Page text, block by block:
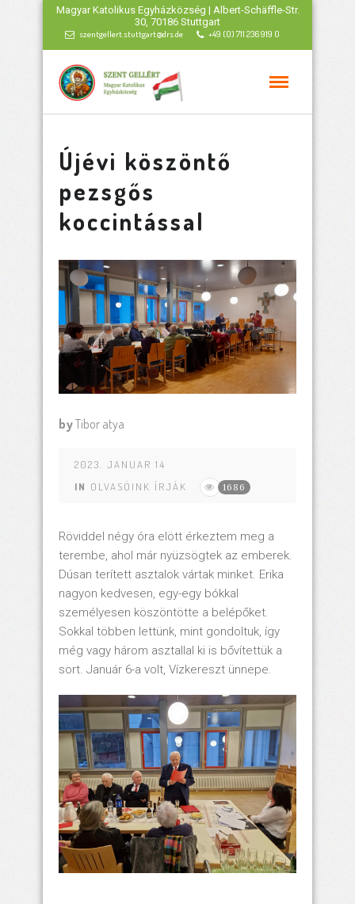
Magyar Katolikus Egyházközség | Albert-Schäffle-Str.
30, 70186 Stuttgart
szentgellert.stuttgart@drs.de +49 (0) 711 236 919 0
Újévi köszöntő
pezsgős
koccintással
byTibor atya
2023. JANUAR 14
IN OLVASÓINK ÍRJÁK 1686
Röviddel négy óra elött érkeztem meg a
terembe, ahol már nyüzsögtek az emberek.
Dúsan terített asztalok vártak minket. Erika
nagyon kedvesen, egy-egy bókkal
személyesen köszöntötte a belépőket.
Sokkal többen lettünk, mint gondoltuk, így
még vagy három asztallal ki is bővítettük a
sort. Január 6-a volt, Vízkereszt ünnepe.